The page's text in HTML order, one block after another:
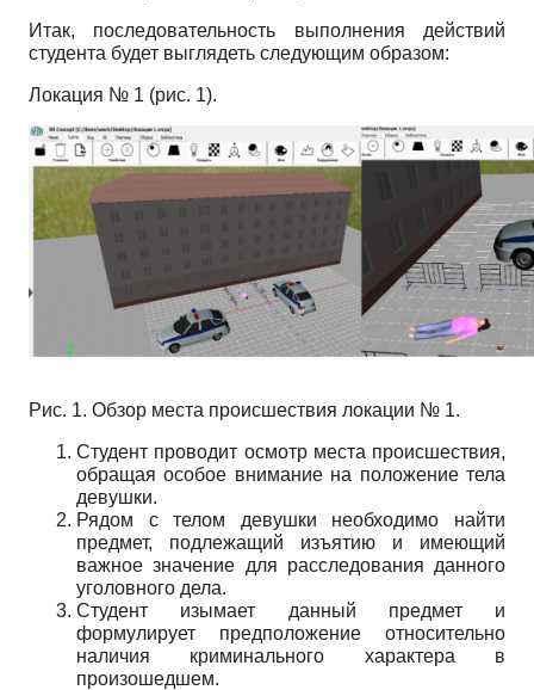
Итак, последовательность выполнения действий
студента будет выглядеть следующим образом:
Локация № 1 (рис. 1).
Рис. 1. Обзор места происшествия локации № 1.
Студент проводит осмотр места происшествия,
обращая особое внимание на положение тела
девушки.
Рядом с телом девушки необходимо найти
предмет, подлежащий изъятию и имеющий
важное значение для расследования данного
уголовного дела.
Студент изымает данный предмет и
формулирует предположение относительно
наличия криминального характера в
произошедшем.